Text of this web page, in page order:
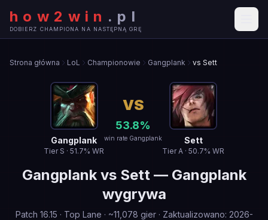
how2win . pl
DOBIERZ CHAMPIONA NA NASTĘPNĄ GRĘ
Strona główna LoL Championowie Gangplank vs Sett
Gangplank
Tier S · 51.7% WR
VS
53.8%
win rate Gangplank Sett
TierA · 50.7% WR
Gangplankvs Sett— Gangplank
wygrywa
Patch 16.15 · Top Lane · ~11,078 gier· Zaktualizowano: 2026-